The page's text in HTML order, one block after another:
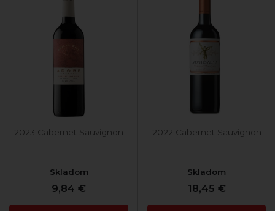
2023 Cabernet Sauvignon
Skladom
9,84 €
2022 Cabernet Sauvignon
Skladom
18,45 €